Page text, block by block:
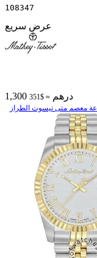
108347
عرض سريع
1,300 درهم ≈ $351